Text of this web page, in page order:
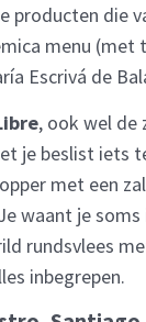
die
menu
Escrivá de
, ook wel de
je beslist iets
met een
waant je
rundsvlees
inbegrepen.